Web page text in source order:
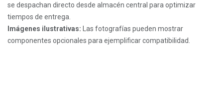
se despachan directo desde almacén central para optimizar
tiempos de entrega.
Imágenes ilustrativas: Las fotografías pueden mostrar
componentes opcionales para ejemplificar compatibilidad.